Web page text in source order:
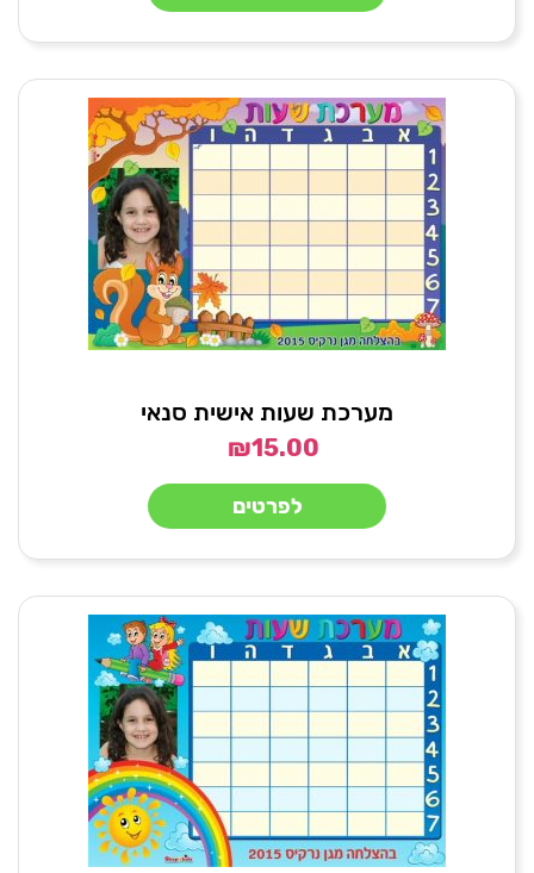
מערכת שעות אישית סנאי
₪15.00
לפרטים